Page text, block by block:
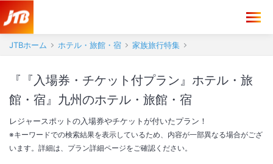
JTBホーム ホテル・旅館・宿 家族旅行特集
『『入場券・チケット付プラン』ホテル・旅
館・宿』九州のホテル・旅館・宿
レジャースポットの入場券やチケットが付いたプラン！
※キーワードでの検索結果を表示しているため、内容が一部異なる場合がござ
います。詳細は、プラン詳細ページをご確認ください。